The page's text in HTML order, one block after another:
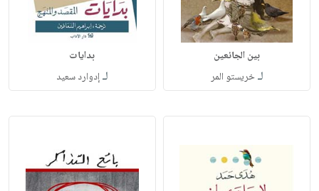
بين الجائعين
لـخريستو المر
بدايات
لـإدوارد سعيد